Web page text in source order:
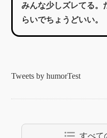
みんな少しズレてる。
らいでちょうどいい。
Tweets by humorTest
すべて